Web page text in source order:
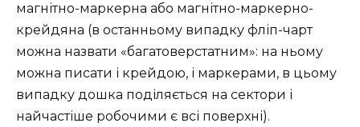
магнітно-маркерна або магнітно-маркерно-
крейдяна (в останньому випадку фліп-чарт
можна назвати «багатоверстатним»: на ньому
можна писати і крейдою, і маркерами, в цьому
випадку дошка поділяється на сектори і
найчастіше робочими є всі поверхні).